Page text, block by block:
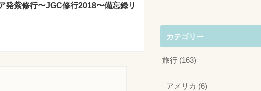
発紫修行〜JGC修行2018〜備忘録リ
カテゴリー
旅行 (163)
アメリカ (6)